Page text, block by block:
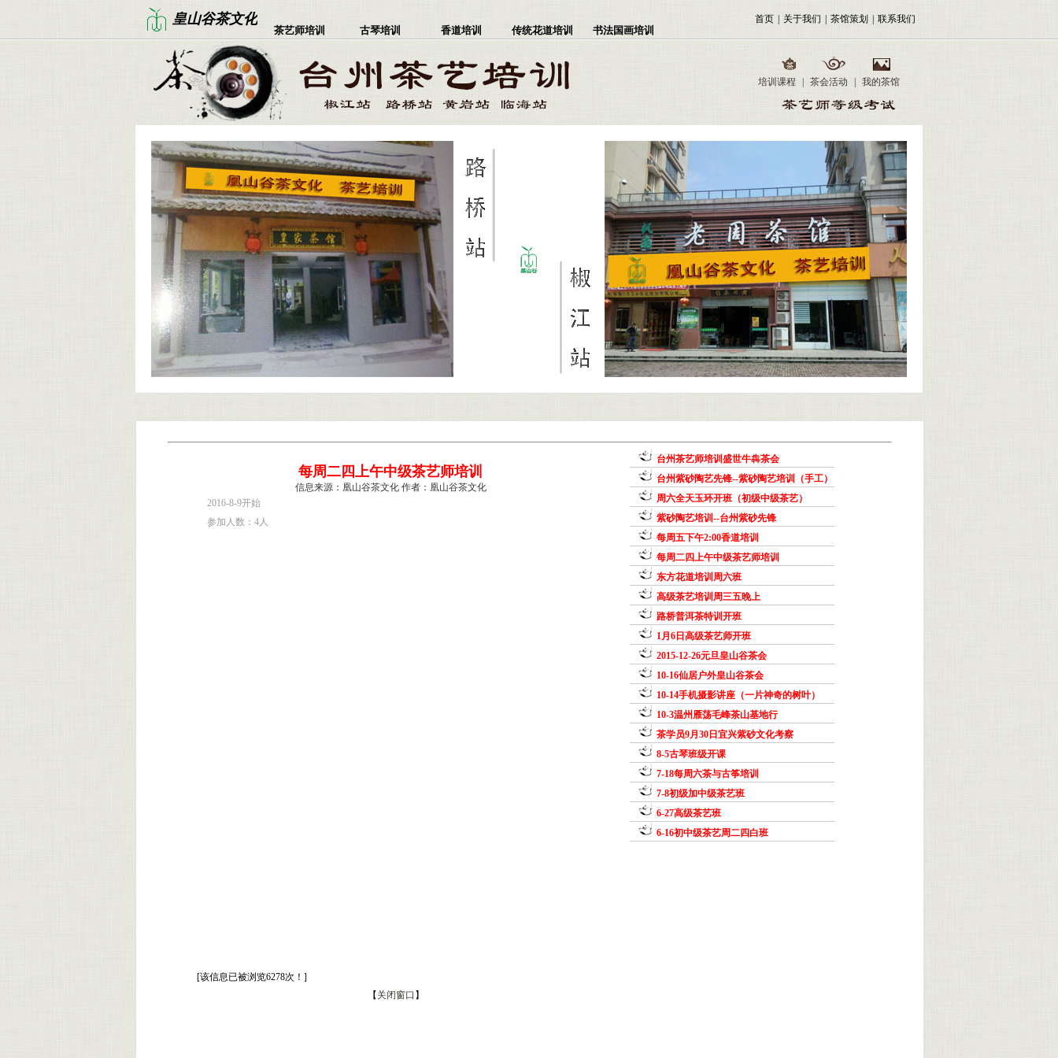
皇山谷茶文化
茶艺师培训 古琴培训 香道培训 传统花道培训 书法国画培训
首页 关于我们 茶馆策划 联系我们
培训课程 茶会活动 我的茶馆
每周二四上午中级茶艺师培训
信息来源：凰山谷茶文化 作者：凰山谷茶文化
2016-8-9开始
参加人数：4人
[该信息已被浏览6278次！]
【 关闭窗口 】
台州茶艺师培训盛世牛犇茶会
台州紫砂陶艺先锋--紫砂陶艺培训（手工）
周六全天玉环开班（初级中级茶艺）
紫砂陶艺培训--台州紫砂先锋
每周五下午2:00香道培训
每周二四上午中级茶艺师培训
东方花道培训周六班
高级茶艺培训周三五晚上
路桥普洱茶特训开班
1月6日高级茶艺师开班
2015-12-26元旦皇山谷茶会
10-16仙居户外皇山谷茶会
10-14手机摄影讲座（一片神奇的树叶）
10-3温州雁荡毛峰茶山基地行
茶学员9月30日宜兴紫砂文化考察
8-5古琴班级开课
7-18每周六茶与古筝培训
7-8初级加中级茶艺班
6-27高级茶艺班
6-16初中级茶艺周二四白班